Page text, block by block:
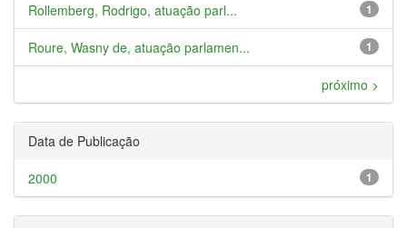
1
Rollemberg, Rodrigo, atuação parl...
1
Roure, Wasny de, atuação parlamen...
próximo >
Data de Publicação
1
2000